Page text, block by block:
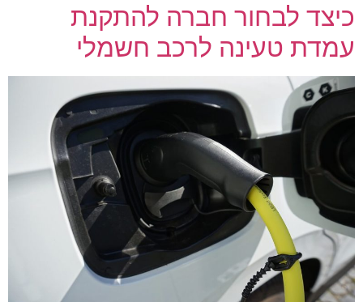
כיצד לבחור חברה להתקנת
עמדת טעינה לרכב חשמלי